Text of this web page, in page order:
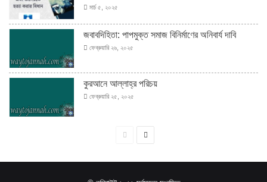
মার্চ ৫, ২০২৫
জবাবদিহিতা: পাপমুক্ত সমাজ বিনির্মাণের অনিবার্য দাবি
ফেব্রুয়ারি ২৬, ২০২৫
কুরআনে আল্লাহ্‌র পরিচয়
ফেব্রুয়ারি ২৫, ২০২৫
পূর্বের
পরবর্তী